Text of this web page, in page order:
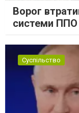
Ворог
системи
Суспільство